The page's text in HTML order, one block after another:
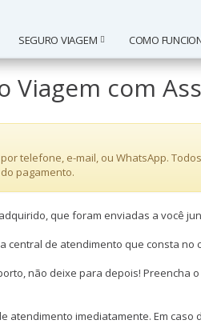
SEGURO VIAGEM
COMO
Viagem com
telefone, e-mail, ou WhatsApp.
pagamento.
que foram enviadas a você
central de atendimento que consta no
não deixe para depois! Preencha
imediatamente. Em